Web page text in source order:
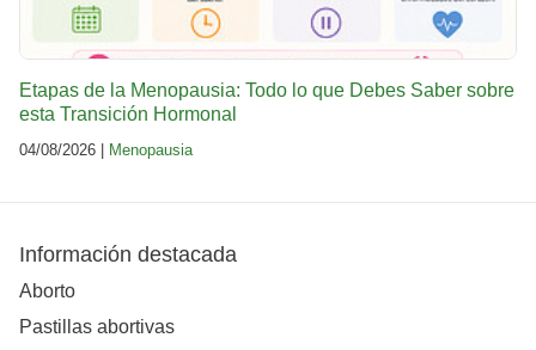
Etapas de la Menopausia: Todo lo que Debes Saber sobre
esta Transición Hormonal
04/08/2026 | Menopausia
Información destacada
Aborto
Pastillas abortivas